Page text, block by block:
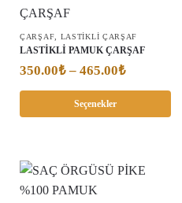
ÇARŞAF LASTİKLİ ÇARŞAF
LASTİKLİ PAMUK ÇARŞAF
350.00₺ – 465.00₺
Seçenekler